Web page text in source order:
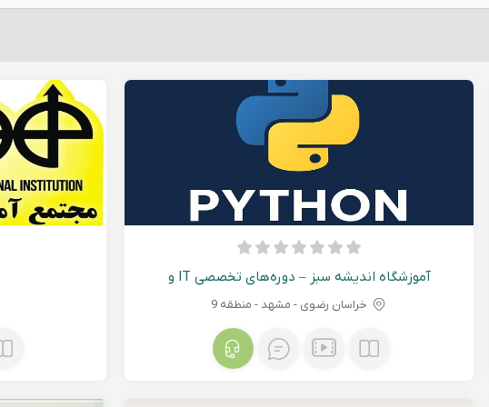
آموزشگاه اندیشه سبز – دوره‌های تخصصی IT و
برنامه‌نویسی ( T , Ethcial Hacking , AI )خراسان رضوی - مشهد - منطقه 9